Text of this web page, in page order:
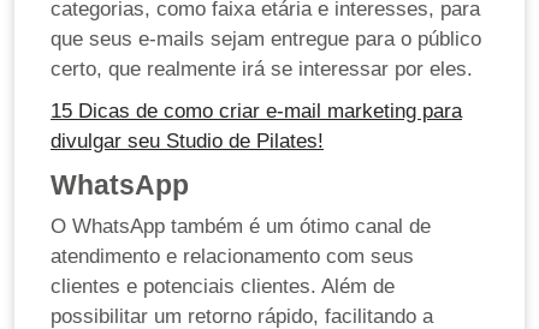
categorias, como faixa etária e interesses, para
que seus e-mails sejam entregue para o público
certo, que realmente irá se interessar por eles.
15 Dicas de como criar e-mail marketing para
divulgar seu Studio de Pilates!
WhatsApp
O WhatsApp também é um ótimo canal de
atendimento e relacionamento com seus
clientes e potenciais clientes. Além de
possibilitar um retorno rápido, facilitando a